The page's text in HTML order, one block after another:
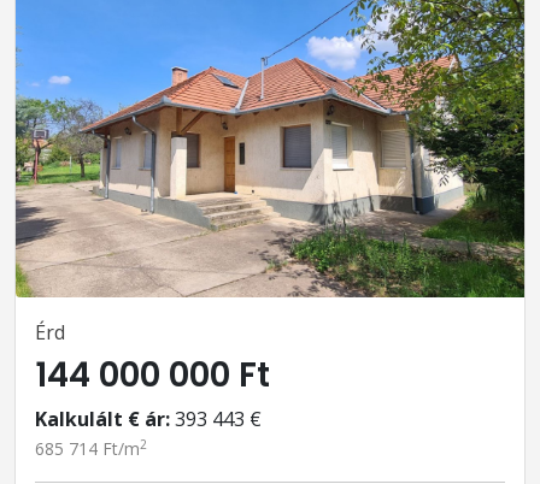
Érd
144 000 000 Ft
Kalkulált € ár:393 443 €
685 714 Ft/m2